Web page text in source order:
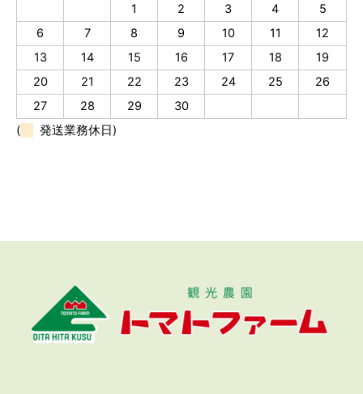
1
2 3 4
5
6
7 8 9 10 11
12
13
14 15 16 17 18
19
20
21 22 23 24 25
26
27
28 29
30
(
発送業務休日)